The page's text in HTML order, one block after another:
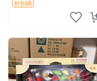
折扣碼